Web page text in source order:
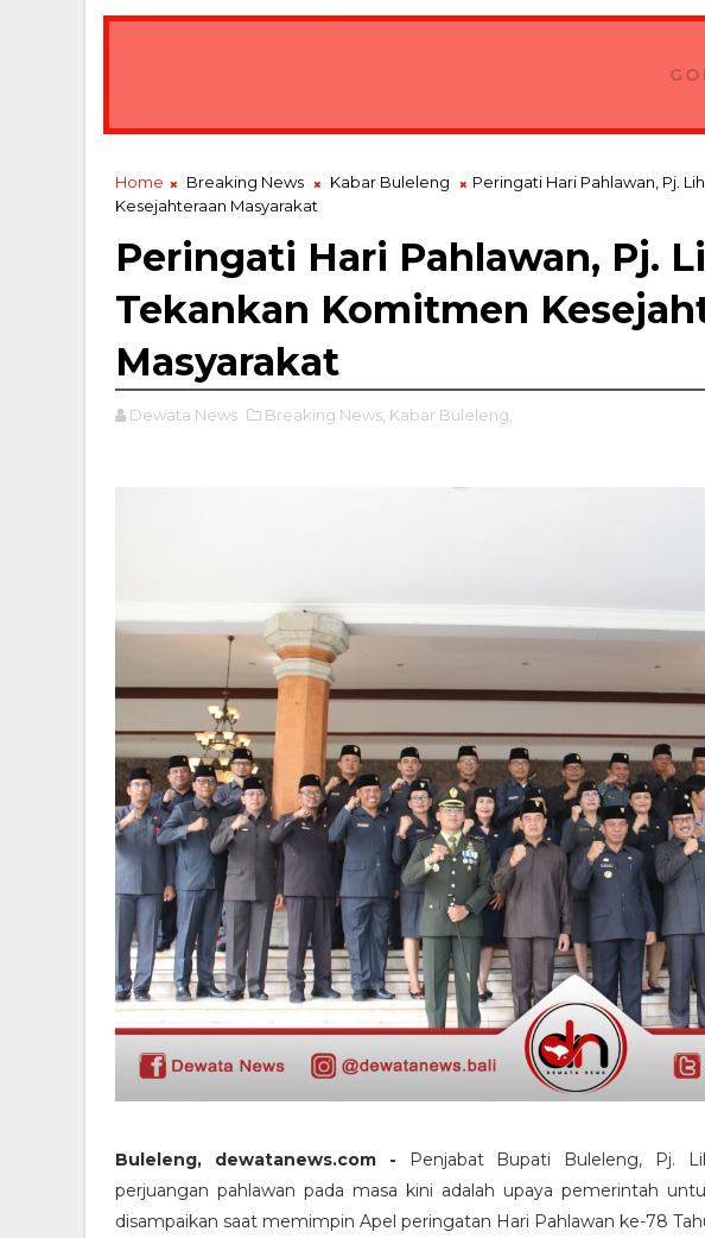
Home Breaking News Kabar Buleleng
Peringati Hari Pahlawan, Pj.
Kesejahteraan Masyarakat
Peringati Hari Pahlawan, Pj.
Tekankan Komitmen
Masyarakat
Dewata News Breaking News, Kabar Buleleng,
Buleleng, dewatanews.com -
Penjabat Bupati Buleleng, Pj.
perjuangan pahlawan pada masa kini adalah upaya pemerintah
disampaikan saat memimpin Apel peringatan Hari Pahlawan ke-78